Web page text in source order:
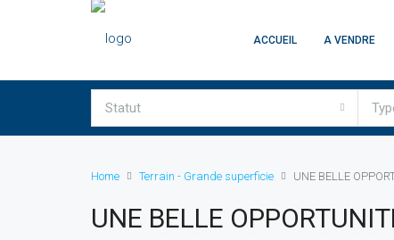
ACCUEIL A VENDRE
Statut
Home Terrain - Grande superficie UNE BELLE
UNE BELLE